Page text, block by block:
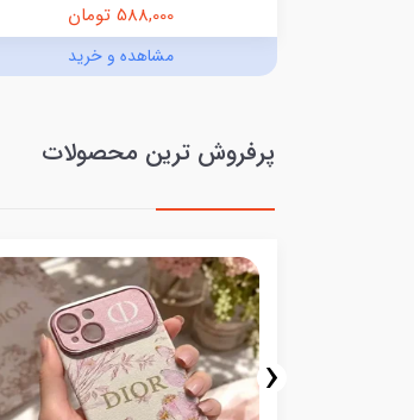
588,000 تومان
مشاهده و خرید
پرفروش ترین محصولات
‹